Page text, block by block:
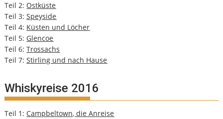
Teil 2: Ostküste
Teil 3:Speyside
Teil 4: Küsten und Löcher
Teil 5: Glencoe
Teil 6:Trossachs
Teil 7:Stirling und nach Hause
Whiskyreise 2016
Teil 1: Campbeltown, die Anreise